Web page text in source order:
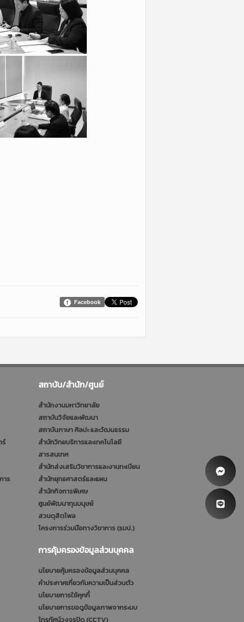
Facebook
ร์
าร
สถาบัน/สำนัก/ศูนย์
สำนักงานมหาวิทยาลัย
สถาบันวิจัยและพัฒนา
สถาบันภาษา ศิลปะ และวัฒนธรรม
สำนักวิทยบริการและเทคโนโลยี
สารสนเทศ
สำนักส่งเสริมวิชาการและงานทะเบียน
สำนักยุทธศาสตร์และแผน
สำนักกิจการพิเศษ
ศูนย์พัฒนาทุนมนุษย์
สวนดุสิตโพล
โครงการร่วมมือทางวิชาการ (รมป.)
การคุ้มครองข้อมูลส่วนบุคคล
นโยบายคุ้มครองข้อมูลส่วนบุคคล
คำประกาศเกี่ยวกับความเป็นส่วนตัว
นโยบายการใช้คุกกี้
นโยบายการขอดูข้อมูลภาพจากระบบ
โทรทัศน์วงจรปิด (CCTV)